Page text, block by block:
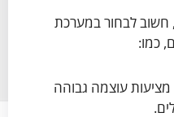
חשוב לבחור במערכת
כמו:
עוצמה גבוהה